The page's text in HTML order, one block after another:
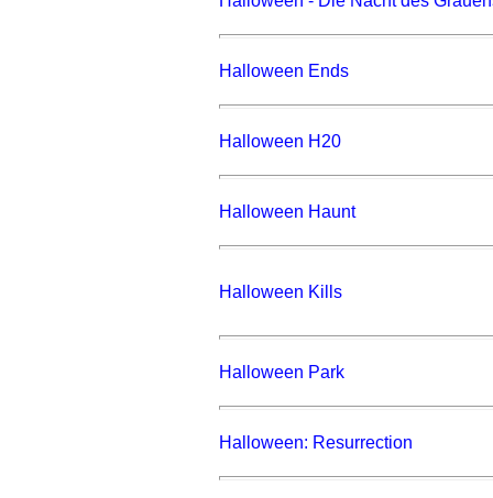
Halloween Ends
Halloween H20
Halloween Haunt
Halloween Kills
Halloween Park
Halloween: Resurrection